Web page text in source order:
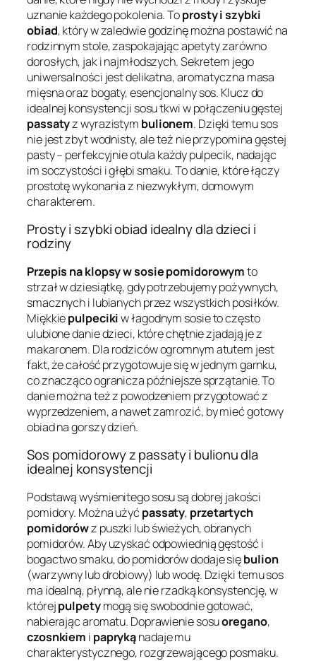
uznanie każdego pokolenia. Toprosty i szybki
obiad, który w zaledwie godzinę można postawić na
rodzinnym stole, zaspokajając apetyty zarówno
dorosłych, jak i najmłodszych. Sekretem jego
uniwersalności jest delikatna, aromatyczna masa
mięsna oraz bogaty, esencjonalny sos. Klucz do
idealnej konsystencji sosu tkwi w połączeniu gęstej
passatyz wyrazistym bulionem. Dzięki temu sos
nie jest zbyt wodnisty, ale też nie przypomina gęstej
pasty – perfekcyjnie otula każdy pulpecik, nadając
im soczystości i głębi smaku. To danie, które łączy
prostotę wykonania z niezwykłym, domowym
charakterem.
Prosty i szybki obiad idealny dla dzieci i
rodziny
Przepis na klopsy w sosie pomidorowymto
strzał w dziesiątkę, gdy potrzebujemy pożywnych,
smacznych i lubianych przez wszystkich posiłków.
Miękkiepulpecikiw łagodnym sosie to często
ulubione danie dzieci, które chętnie zjadają je z
makaronem. Dla rodziców ogromnym atutem jest
fakt, że całość przygotowuje się w jednym garnku,
co znacząco ogranicza późniejsze sprzątanie. To
danie można też z powodzeniem przygotować z
wyprzedzeniem, a nawet zamrozić, by mieć gotowy
obiad na gorszy dzień.
Sos pomidorowy z passaty i bulionu dla
idealnej konsystencji
Podstawą wyśmienitego sosu są dobrej jakości
pomidory. Można użyć passaty, przetartych
pomidorówz puszki lub świeżych, obranych
pomidorów. Aby uzyskać odpowiednią gęstość i
bogactwo smaku, do pomidorów dodaje siębulion
(warzywny lub drobiowy) lub wodę. Dzięki temu sos
ma idealną, płynną, ale nie rzadką konsystencję, w
którejpulpetymogą się swobodnie gotować,
nabierając aromatu. Doprawienie sosuoregano,
czosnkiem i paprykąnadaje mu
charakterystycznego, rozgrzewającego posmaku.